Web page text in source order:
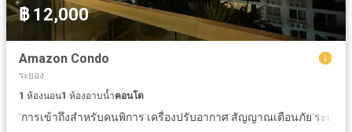
฿ 12,000
Amazon Condo
ระยอง
1 ห้องนอน1 ห้องอาบน้ำคอนโด
·การเข้าถึงสำหรับคนพิการ·เครื่องปรับอากาศ·สัญญาณเตือนภัย·ระเบียง